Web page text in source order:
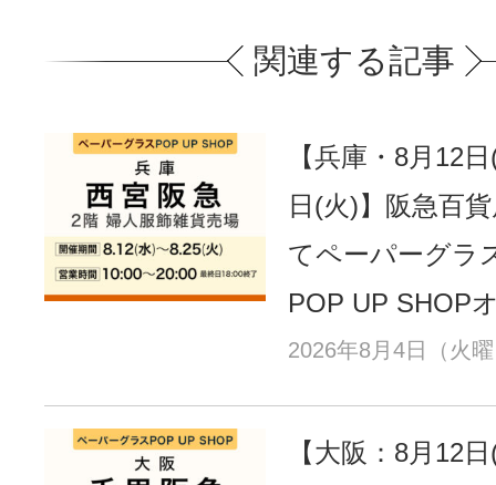
関連する記事
【兵庫・8月12
日(火)】阪急百
てペーパーグラ
POP UP SHOP
2026年8月4日（火
【大阪：8月12